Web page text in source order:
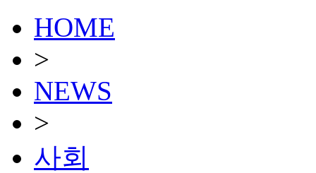
HOME
>
NEWS
>
사회